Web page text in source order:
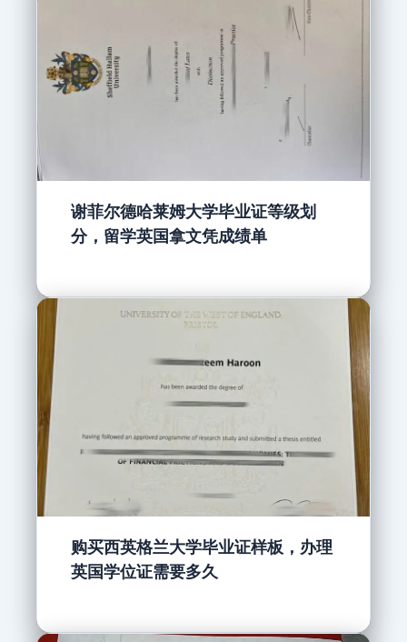
谢菲尔德哈莱姆大学毕业证等级划
分，留学英国拿文凭成绩单
购买西英格兰大学毕业证样板，办理
英国学位证需要多久